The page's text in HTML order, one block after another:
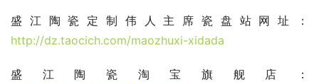
盛江陶瓷定制伟人主席瓷盘站网址：
http://dz.taocich.com/maozhuxi-xidada
盛江陶瓷淘宝旗舰店：